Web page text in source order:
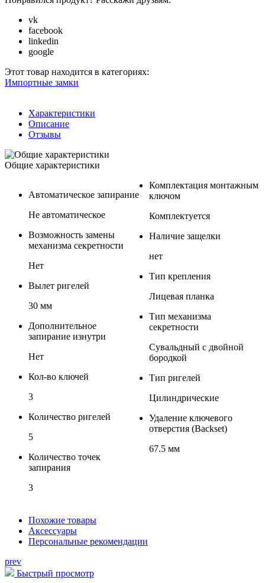
vk
facebook
linkedin
google
Этот товар находится в категориях:
Импортные замки
Характеристики
Описание
Отзывы
Общие характеристики
Автоматическое запирание
Не автоматическое
Возможность замены
механизма секретности
Нет
Вылет ригелей
30 мм
Дополнительное
запирание изнутри
Нет
Кол-во ключей
3
Количество ригелей
5
Количество точек
запирания
3
Комплектация монтажным
ключом
Комплектуется
Наличие защелки
нет
Тип крепления
Лицевая планка
Тип механизма
секретности
Сувальдный с двойной
бородкой
Тип ригелей
Цилиндрические
Удаление ключевого
отверстия (Backset)
67.5 мм
Похожие товары
Аксессуары
Персональные рекомендации
prev
Быстрый просмотр